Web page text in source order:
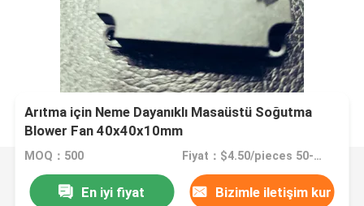
Arıtma için Neme Dayanıklı Masaüstü Soğutma
Blower Fan 40x40x10mm
MOQ：500 Fiyat：$4.50/pieces 50-999 pieces
En iyi fiyat Bizimle iletişim kur